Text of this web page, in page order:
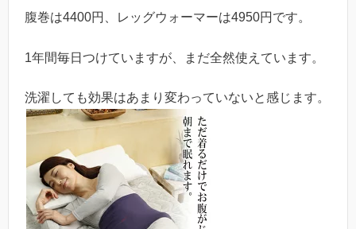
腹巻は4400円、レッグウォーマーは4950円です。
1年間毎日つけていますが、まだ全然使えています。
洗濯しても効果はあまり変わっていないと感じます。